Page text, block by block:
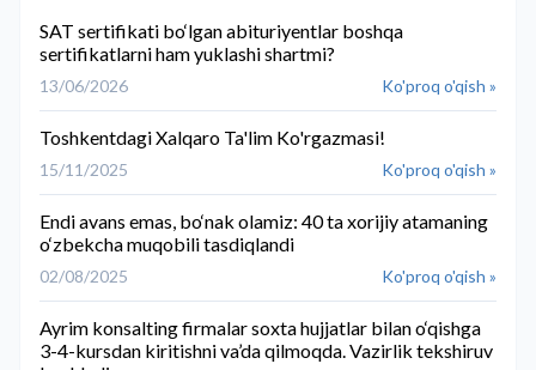
SAT sertifikati bo‘lgan abituriyentlar boshqa
sertifikatlarni ham yuklashi shartmi?
13/06/2026 Ko'proq o'qish »
Toshkentdagi Xalqaro Ta'lim Ko'rgazmasi!
15/11/2025 Ko'proq o'qish »
Endi avans emas, bo‘nak olamiz: 40 ta xorijiy atamaning
o‘zbekcha muqobili tasdiqlandi
02/08/2025 Ko'proq o'qish »
Ayrim konsalting firmalar soxta hujjatlar bilan o‘qishga
3-4-kursdan kiritishni va’da qilmoqda. Vazirlik tekshiruv